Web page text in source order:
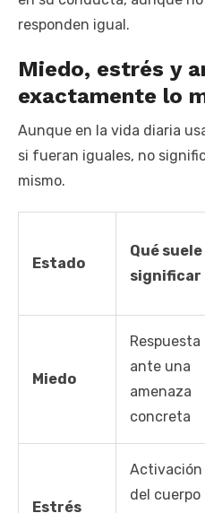
responden igual.
Miedo, estrés y
exactamente lo
Aunque en la vida diaria
si fueran iguales, no
mismo.
Estado
Qué suele
significar
Miedo
Respuesta
ante una
amenaza
concreta
Estrés
Activación
del cuerpo